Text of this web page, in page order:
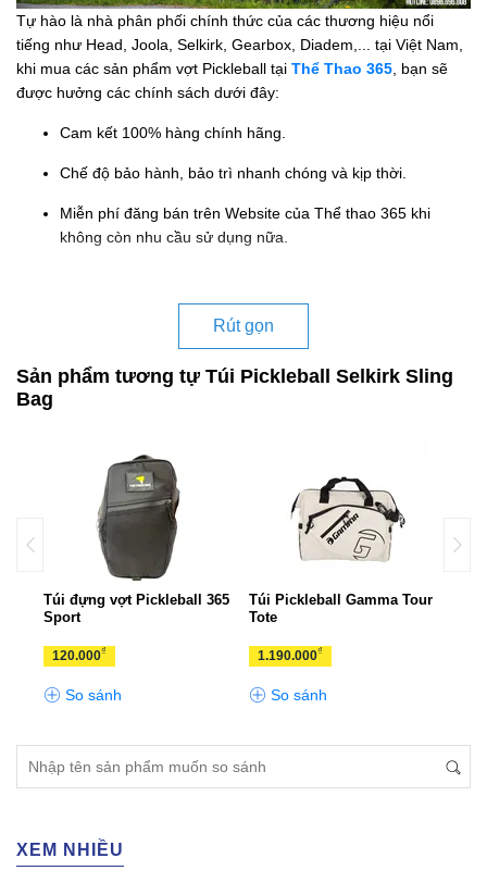
Tự hào là nhà phân phối chính thức của các thương hiệu nổi
tiếng như Head, Joola, Selkirk, Gearbox, Diadem,... tại Việt Nam,
khi mua các sản phẩm vợt Pickleball tại Thể Thao 365 , bạn sẽ
được hưởng các chính sách dưới đây:
Cam kết 100% hàng chính hãng.
Chế độ bảo hành, bảo trì nhanh chóng và kịp thời.
Miễn phí đăng bán trên Website của Thể thao 365 khi
không còn nhu cầu sử dụng nữa.
Rút gọn
Sản phẩm tương tự Túi Pickleball Selkirk Sling
Bag
Túi đựng vợt Pickleball 365
Sport
120.000₫
So sánh
Túi Pickleball Gamma Tour
Tote
1.190.000₫
So sánh
XEM NHIỀU